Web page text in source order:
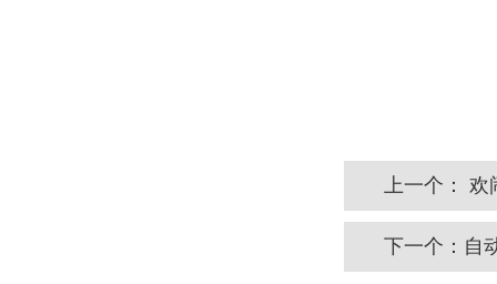
上一个： 欢
下一个： 自